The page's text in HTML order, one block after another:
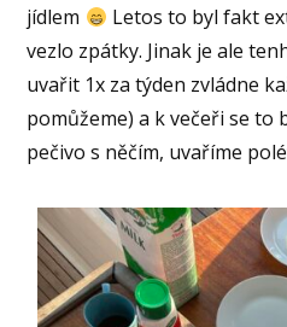
jídlem
Letos to byl fakt
vezlo zpátky. Jinak je ale
uvařit 1x za týden zvládne
pomůžeme) a k večeři se to
pečivo s něčím, uvaříme